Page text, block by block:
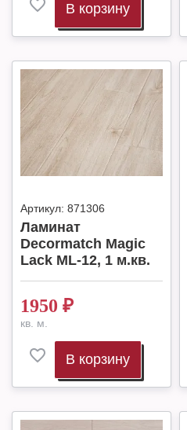
В корзину
Артикул: 871306
Ламинат
Decormatch Magic
Lack ML-12, 1 м.кв.
1950 ₽
кв. м.
В корзину